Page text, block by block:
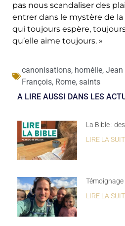
pas nous scandaliser des
entrer dans le mystère de
qui toujours espère,
qu’elle aime toujours. »
canonisations, homélie, Jean
François, Rome, saints
A LIRE AUSSI DANS LES
La Bible :
LIRE LA
LIRE LA